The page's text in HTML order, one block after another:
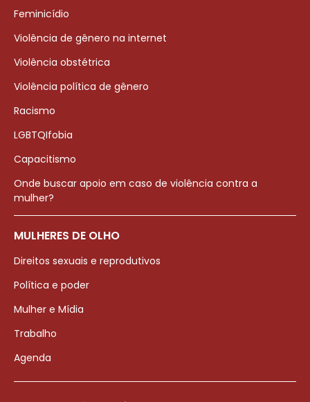
Feminicídio
Violência de gênero na internet
Violência obstétrica
Violência política de gênero
Racismo
LGBTQIfobia
Capacitismo
Onde buscar apoio em caso de violência contra a
mulher?
MULHERES DE OLHO
Direitos sexuais e reprodutivos
Política e poder
Mulher e Mídia
Trabalho
Agenda